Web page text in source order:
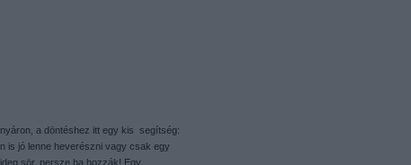
a döntéshez itt egy kis segítség:
is jó lenne heverészni vagy csak egy
sör, persze ha hozzák! Egy